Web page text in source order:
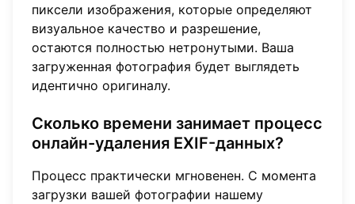
пиксели изображения, которые определяют
визуальное качество и разрешение,
остаются полностью нетронутыми. Ваша
загруженная фотография будет выглядеть
идентично оригиналу.
Сколько времени занимает процесс
онлайн-удаления EXIF-данных?
Процесс практически мгновенен. С момента
загрузки вашей фотографии нашему